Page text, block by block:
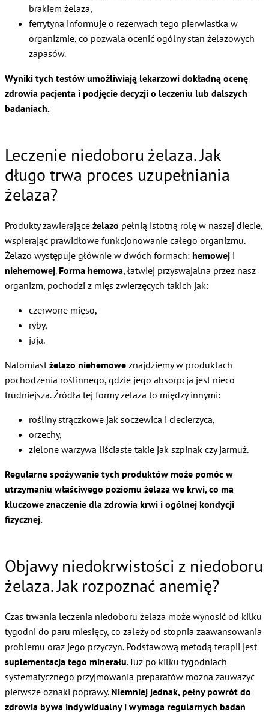
brakiem żelaza,
ferrytyna informuje o rezerwach tego pierwiastka w
organizmie, co pozwala ocenić ogólny stan żelazowych
zapasów.
Wyniki tych testów umożliwiają lekarzowi dokładną ocenę
zdrowia pacjenta i podjęcie decyzji o leczeniu lub dalszych
badaniach.
Leczenie niedoboru żelaza. Jak
długo trwa proces uzupełniania
żelaza?
Produkty zawierające żelazo pełnią istotną rolę w naszej diecie,
wspierając prawidłowe funkcjonowanie całego organizmu.
Żelazo występuje głównie w dwóch formach: hemowej i
niehemowej. Forma hemowa, łatwiej przyswajalna przez nasz
organizm, pochodzi z mięs zwierzęcych takich jak:
czerwone mięso,
ryby,
jaja.
Natomiastżelazo niehemowe znajdziemy w produktach
pochodzenia roślinnego, gdzie jego absorpcja jest nieco
trudniejsza. Źródła tej formy żelaza to między innymi:
rośliny strączkowe jak soczewica i ciecierzyca,
orzechy,
zielone warzywa liściaste takie jak szpinak czy jarmuż.
Regularne spożywanie tych produktów może pomóc w
utrzymaniu właściwego poziomu żelaza we krwi, co ma
kluczowe znaczenie dla zdrowia krwi i ogólnej kondycji
fizycznej.
Objawy niedokrwistości z niedoboru
żelaza. Jak rozpoznać anemię?
Czas trwania leczenia niedoboru żelaza może wynosić od kilku
tygodni do paru miesięcy, co zależy od stopnia zaawansowania
problemu oraz jego przyczyn. Podstawową metodą terapii jest
suplementacja tego minerału. Już po kilku tygodniach
systematycznego przyjmowania preparatów można zauważyć
pierwsze oznaki poprawy. Niemniej jednak, pełny powrót do
zdrowia bywa indywidualny i wymaga regularnych badań